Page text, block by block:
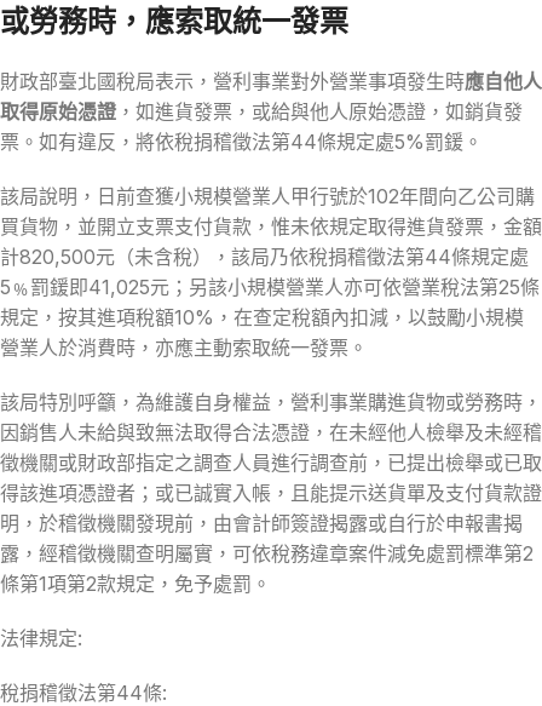
或勞務時，應索取統一發票
財政部臺北國稅局表示，營利事業對外營業事項發生時應自他人
取得原始憑證 ，如進貨發票，或給與他人原始憑證，如銷貨發
票。如有違反，將依稅捐稽徵法第44條規定處5%罰鍰。
該局說明，日前查獲小規模營業人甲行號於102年間向乙公司購
買貨物，並開立支票支付貨款，惟未依規定取得進貨發票，金額
計820,500元（未含稅），該局乃依稅捐稽徵法第44條規定處
5﹪罰鍰即41,025元；另該小規模營業人亦可依營業稅法第25條
規定，按其進項稅額10%，在查定稅額內扣減，以鼓勵小規模
營業人於消費時，亦應主動索取統一發票。
該局特別呼籲，為維護自身權益，營利事業購進貨物或勞務時，
因銷售人未給與致無法取得合法憑證，在未經他人檢舉及未經稽
徵機關或財政部指定之調查人員進行調查前，已提出檢舉或已取
得該進項憑證者；或已誠實入帳，且能提示送貨單及支付貨款證
明，於稽徵機關發現前，由會計師簽證揭露或自行於申報書揭
露，經稽徵機關查明屬實，可依稅務違章案件減免處罰標準第2
條第1項第2款規定，免予處罰。
法律規定:
稅捐稽徵法第44條: